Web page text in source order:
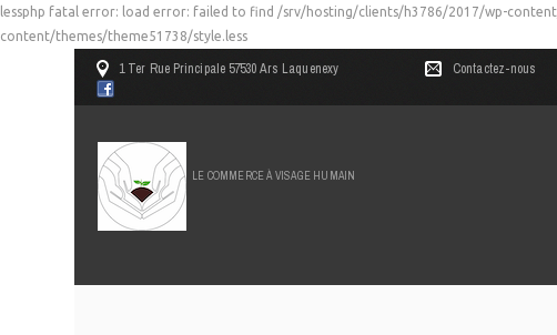
lessphp fatal error: load error: failed to find /srv/hosting/clients/h3786/2017/wp-
content/themes/theme51738/style.less
1 Ter Rue Principale 57530 Ars Laquenexy Contactez-nous
LE COMMERCE À VISAGE HUMAIN